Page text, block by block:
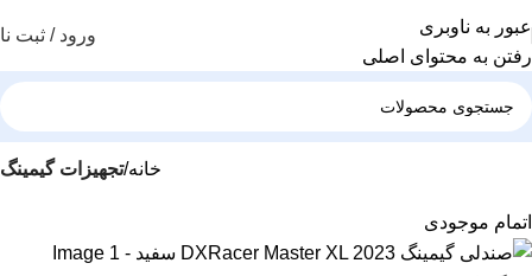
عبور به ناوبری
رفتن به محتوای اصلی
ورود / ثبت
خانه تجهیزات گیمینگ
اتمام موجودی